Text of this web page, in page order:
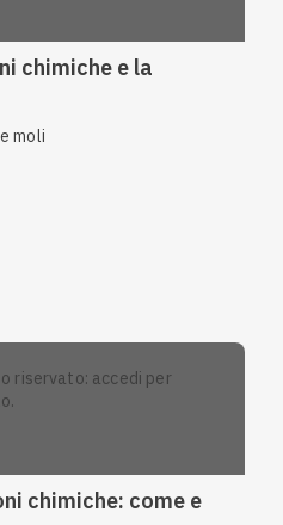
chimiche e la
moli
chimiche: come e